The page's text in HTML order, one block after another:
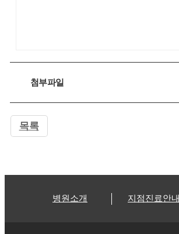
첨부파일
목록
병원소개 지점진료안내